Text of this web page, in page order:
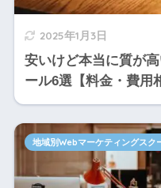
2025年1月3日
安いけど本当に質が
ール6選【料金・費用
地域別Webマーケティングスク